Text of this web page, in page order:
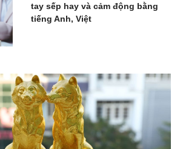
tay sếp hay và cảm động bằng
tiếng Anh, Việt